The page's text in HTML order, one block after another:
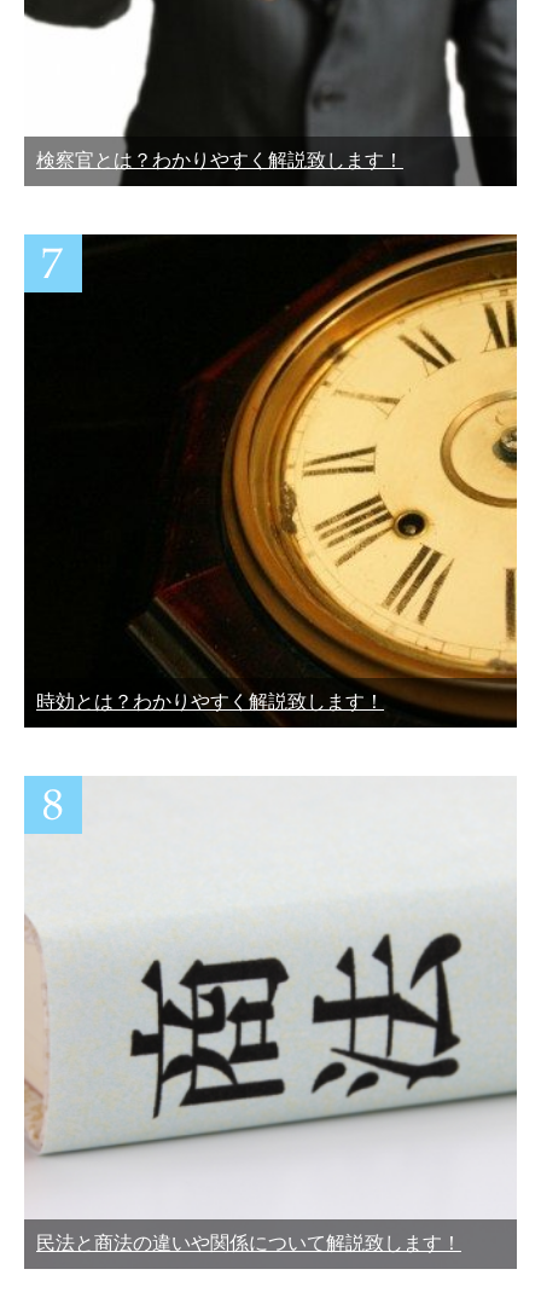
検察官とは？わかりやすく解説致します！
時効とは？わかりやすく解説致します！
民法と商法の違いや関係について解説致します！